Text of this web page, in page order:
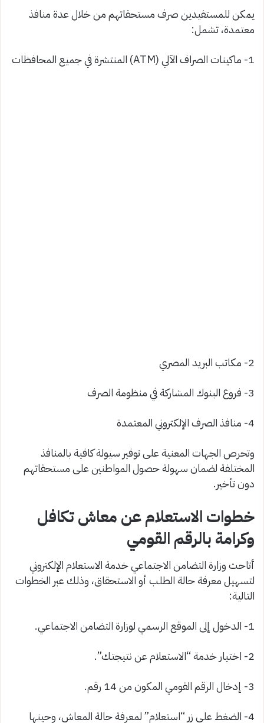
يمكن للمستفيدين صرف مستحقاتهم من خلال عدة منافذ
معتمدة، تشمل:
1- ماكينات الصراف الآلي (ATM) المنتشرة في جميع المحافظات
2- مكاتب البريد المصري
3- فروع البنوك المشاركة في منظومة الصرف
4- منافذ الصرف الإلكتروني المعتمدة
وتحرص الجهات المعنية على توفير سيولة كافية بالمنافذ
المختلفة لضمان سهولة حصول المواطنين على مستحقاتهم
دون تأخير.
خطوات الاستعلام عن معاش تكافل
وكرامة بالرقم القومي
أتاحت وزارة التضامن الاجتماعي خدمة الاستعلام الإلكتروني
لتسهيل معرفة حالة الطلب أو الاستحقاق، وذلك عبر الخطوات
التالية:
1- الدخول إلى الموقع الرسمي لوزارة التضامن الاجتماعي.
2- اختيار خدمة “الاستعلام عن نتيجتك”.
3- إدخال الرقم القومي المكون من 14 رقم.
4- الضغط على زر “استعلام” لمعرفة حالة المعاش، وحينها